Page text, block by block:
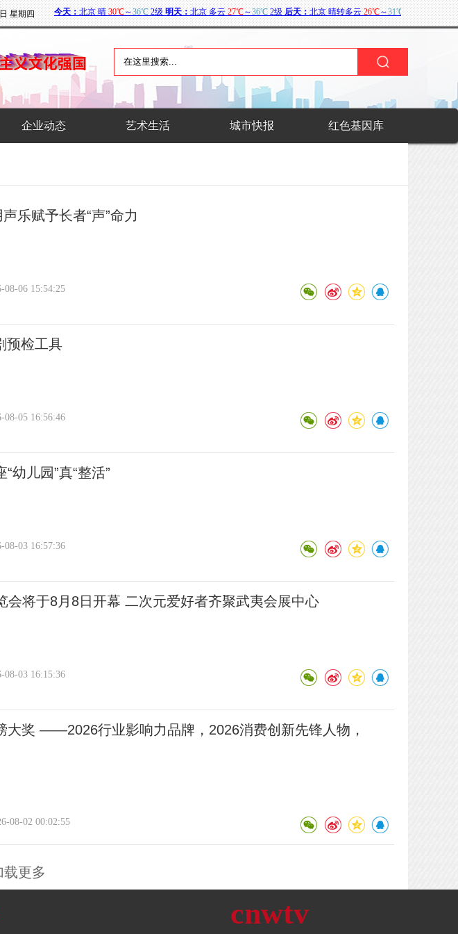
星期四
企业动态 艺术生活 城市快报 红色基因库
乐赋予长者“声”命力
08-06 15:54:25
预检工具
08-05 16:56:46
幼儿园”真“整活”
08-03 16:57:36
会将于8月8日开幕 二次元爱好者齐聚武夷会展中心
08-03 16:15:36
大奖 ——2026行业影响力品牌，2026消费创新先锋人物，
08-02 00:02:55
载更多
cnwtv